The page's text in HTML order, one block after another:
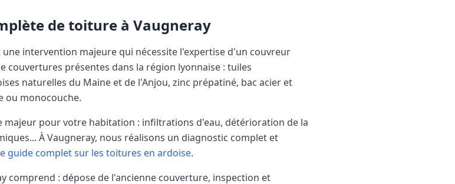
de toiture à Vaugneray
une intervention majeure qui nécessite l'expertise d'un couvreur
couvertures présentes dans la région lyonnaise : tuiles
naturelles du Maine et de l'Anjou, zinc prépatiné, bac acier et
ou monocouche.
pour votre habitation : infiltrations d'eau, détérioration de la
ÀVaugneray, nous réalisons un diagnostic complet et
guide complet sur les toitures en ardoise.
comprend : dépose de l'ancienne couverture, inspection et